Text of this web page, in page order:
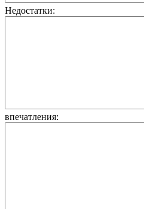
Недостатки:
впечатления: